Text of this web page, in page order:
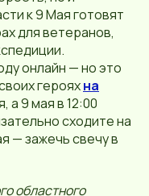
к 9 Мая готовят
для ветеранов,
онлайн — но это
герояхна
а 9 мая в 12:00
сходите на
— зажечь свечу в
областного